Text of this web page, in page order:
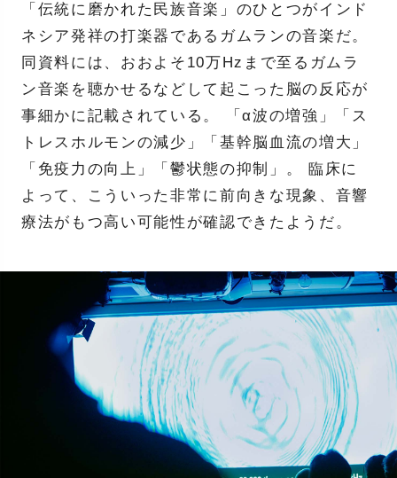
「伝統に磨かれた民族音楽」のひとつがインド
ネシア発祥の打楽器であるガムランの音楽だ。
同資料には、おおよそ10万Hzまで至るガムラ
ン音楽を聴かせるなどして起こった脳の反応が
事細かに記載されている。 「α波の増強」「ス
トレスホルモンの減少」「基幹脳血流の増大」
「免疫力の向上」「鬱状態の抑制」。 臨床に
よって、こういった非常に前向きな現象、音響
療法がもつ高い可能性が確認できたようだ。